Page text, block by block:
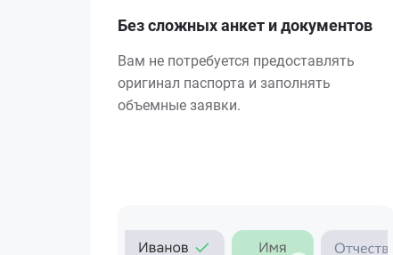
Без сложных анкет и документов
Вам не потребуется предоставлять
оригинал паспорта и заполнять
объемные заявки.